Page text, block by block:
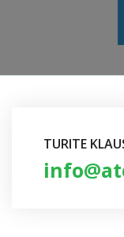
TURITE